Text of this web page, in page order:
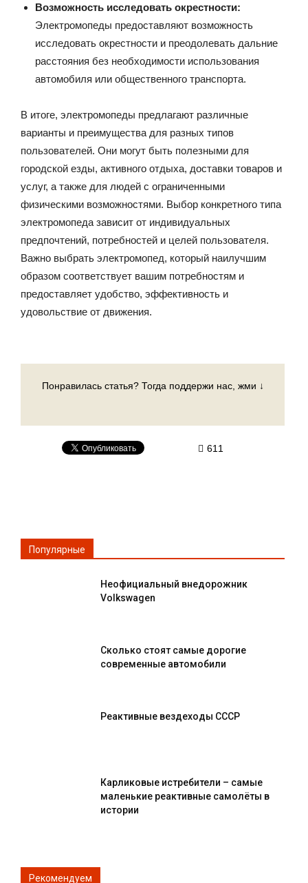
Возможность исследовать окрестности:
Электромопеды предоставляют возможность
исследовать окрестности и преодолевать дальние
расстояния без необходимости использования
автомобиля или общественного транспорта.
В итоге, электромопеды предлагают различные
варианты и преимущества для разных типов
пользователей. Они могут быть полезными для
городской езды, активного отдыха, доставки товаров и
услуг, а также для людей с ограниченными
физическими возможностями. Выбор конкретного типа
электромопеда зависит от индивидуальных
предпочтений, потребностей и целей пользователя.
Важно выбрать электромопед, который наилучшим
образом соответствует вашим потребностям и
предоставляет удобство, эффективность и
удовольствие от движения.
Понравилась статья? Тогда поддержи нас, жми ↓
611
Популярные
Неофициальный внедорожник
Volkswagen
Сколько стоят самые дорогие
современные автомобили
Реактивные вездеходы СССР
Карликовые истребители – самые
маленькие реактивные самолёты в
истории
Рекомендуем